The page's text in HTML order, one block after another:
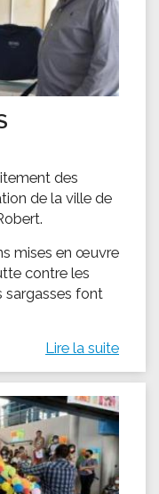
des
de la ville de
mises en œuvre
contre les
sargasses font
Lire la suite